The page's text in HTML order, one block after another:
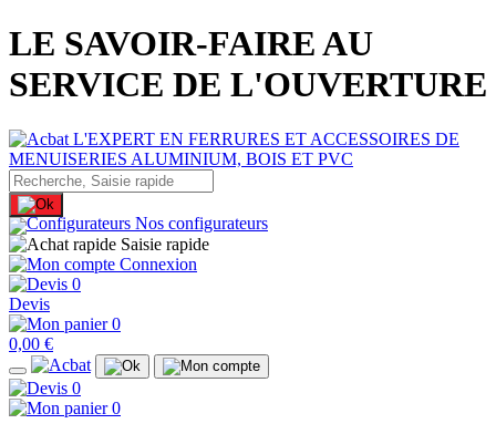
LE SAVOIR-FAIRE AU
SERVICE DE L'OUVERTURE
Nos configurateurs
Saisie rapide
Connexion
0
Devis
0
0,00 €
0
0